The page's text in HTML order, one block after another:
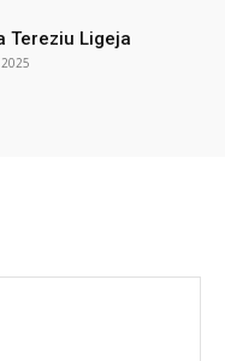
Tereziu Ligeja